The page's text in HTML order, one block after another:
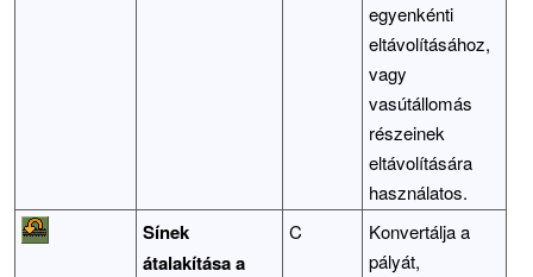
egyenkénti
eltávolításához,
vagy
vasútállomás
részeinek
eltávolítására
használatos.
Sínek
átalakítása a
C
Konvertálja a
pályát,